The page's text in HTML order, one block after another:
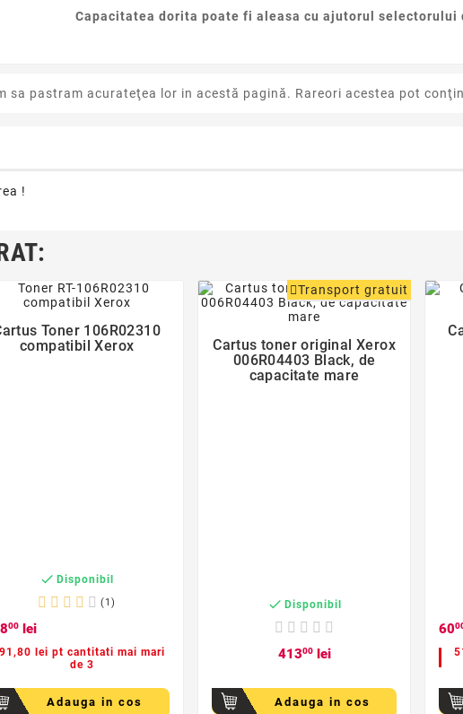
Capacitatea dorita poate fi aleasa cu ajutorul selectorului
sa pastram acurateţea lor in acestă pagină. Rareori acestea pot
!

favorite_border
Toner 106R02310
compatibil Xerox
 Disponibil
(1)
00 lei
91,80 lei pt cantitati mai mari
de 3
Adauga in cos
Transport gratuit

favorite_border
Cartus toner original Xerox
006R04403 Black, de
capacitate mare
 Disponibil
41300lei
Adauga in cos
60